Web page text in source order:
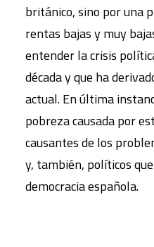
británico, sino por una
rentas bajas y muy
entender la crisis
década y que ha
actual. En última
pobreza causada por
causantes de los
y, también, políticos
democracia española.